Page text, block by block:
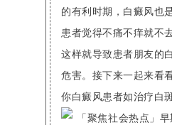
的有利时期，白癜风也
患者觉得不痛不痒就不
这样就导致患者朋友的
危害。接下来一起来看
你白癜风患者如治疗白斑